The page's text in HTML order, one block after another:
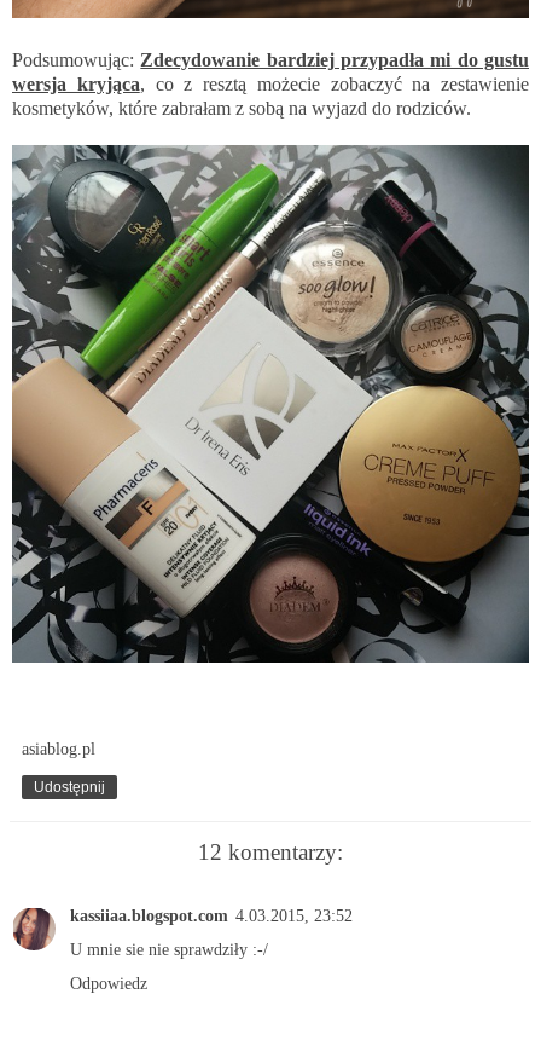
Podsumowując: Zdecydowanie bardziej przypadła mi do gustu
wersja kryjąca, co z resztą możecie zobaczyć na zestawienie
kosmetyków, które zabrałam z sobą na wyjazd do rodziców.
asiablog.pl
Udostępnij
12 komentarzy:
kassiiaa.blogspot.com 4.03.2015, 23:52
U mnie sie nie sprawdziły :-/
Odpowiedz